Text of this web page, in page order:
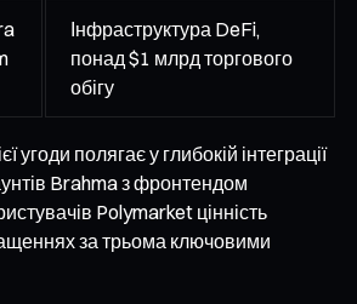
Інфраструктура DeFi,
понад $1 млрд торгового
обігу
угоди полягає у глибокій інтеграції
Brahma з фронтендом
Polymarket цінність
за трьома ключовими